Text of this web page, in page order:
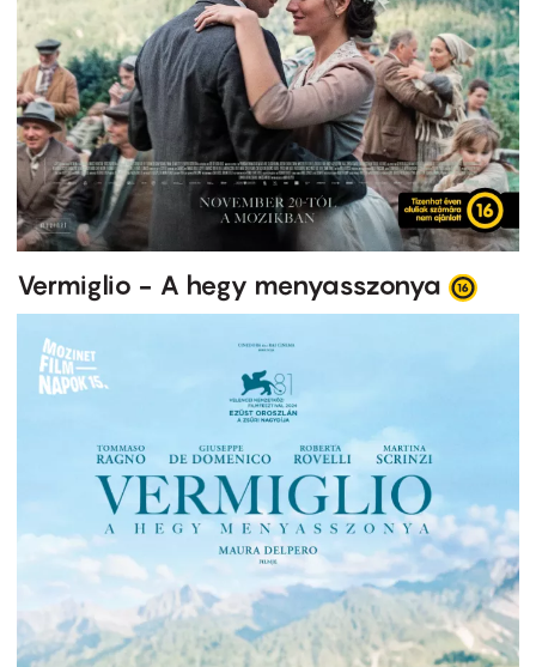
Vermiglio - A hegy menyasszonya